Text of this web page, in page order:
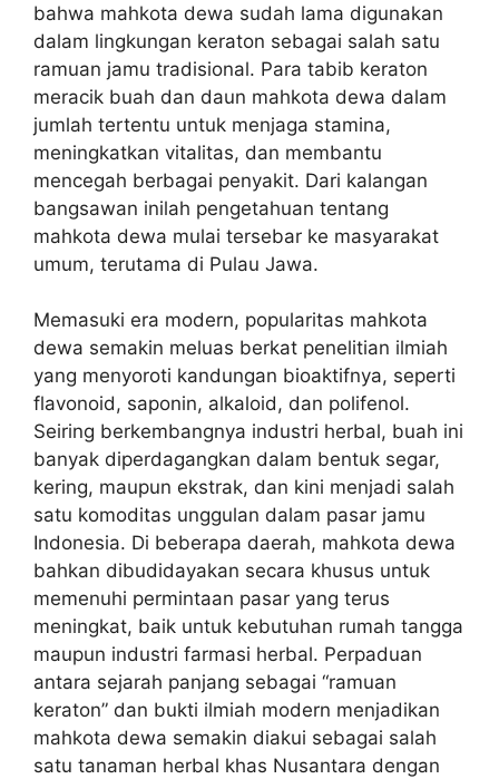
bahwa mahkota dewa sudah lama digunakan
dalam lingkungan keraton sebagai salah satu
ramuan jamu tradisional. Para tabib keraton
meracik buah dan daun mahkota dewa dalam
jumlah tertentu untuk menjaga stamina,
meningkatkan vitalitas, dan membantu
mencegah berbagai penyakit. Dari kalangan
bangsawan inilah pengetahuan tentang
mahkota dewa mulai tersebar ke masyarakat
umum, terutama di Pulau Jawa.
Memasuki era modern, popularitas mahkota
dewa semakin meluas berkat penelitian ilmiah
yang menyoroti kandungan bioaktifnya, seperti
flavonoid, saponin, alkaloid, dan polifenol.
Seiring berkembangnya industri herbal, buah ini
banyak diperdagangkan dalam bentuk segar,
kering, maupun ekstrak, dan kini menjadi salah
satu komoditas unggulan dalam pasar jamu
Indonesia. Di beberapa daerah, mahkota dewa
bahkan dibudidayakan secara khusus untuk
memenuhi permintaan pasar yang terus
meningkat, baik untuk kebutuhan rumah tangga
maupun industri farmasi herbal. Perpaduan
antara sejarah panjang sebagai “ramuan
keraton” dan bukti ilmiah modern menjadikan
mahkota dewa semakin diakui sebagai salah
satu tanaman herbal khas Nusantara dengan